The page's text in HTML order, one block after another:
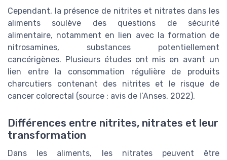
Cependant, la présence de nitrites et nitrates dans les
aliments soulève des questions de sécurité
alimentaire, notamment en lien avec la formation de
nitrosamines, substances potentiellement
cancérigènes. Plusieurs études ont mis en avant un
lien entre la consommation régulière de produits
charcutiers contenant des nitrites et le risque de
cancer colorectal (source : avis de l’Anses, 2022).
Différences entre nitrites, nitrates et leur
transformation
Dans les aliments, les nitrates peuvent être